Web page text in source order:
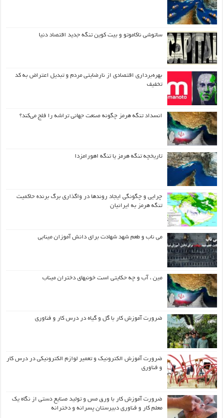
ساتوشی ناکاموتو و بیت کوین تنگه جدید اقتصاد دنیا
بهره‌برداری اقتصادی از نارضایتی مردم و تبدیل اعتراض به کد
تخفیف
انسداد تنگه هرمز چگونه صنعت جهانی تراشه را فلج می‌کند؟
تاریخچه تنگه هرمز یا تنگه اهورامزدا
چرایی و چگونگی ایجاد روندها در واگذاری برگ برنده حاکمیت
تنگه هرمز به ایرانیان
می ناب و طعم شهد شهادت برای دانش آموزان مینابی
مین ، آب و چه حکایتی است خونبهای دختران میناب
ضرورت آموزش کار با گل و گیاه در درس کار و فناوری
ضرورت آموزش الکترونیک و تعمیر لوازم الکترونیکی در درس کار
و فناوری
ضرورت آموزش کار با ورق مس و تولید صنایع دستی از نگاه یک
معلم کار و فناوری دبیرستان پسرانه و دخترانه